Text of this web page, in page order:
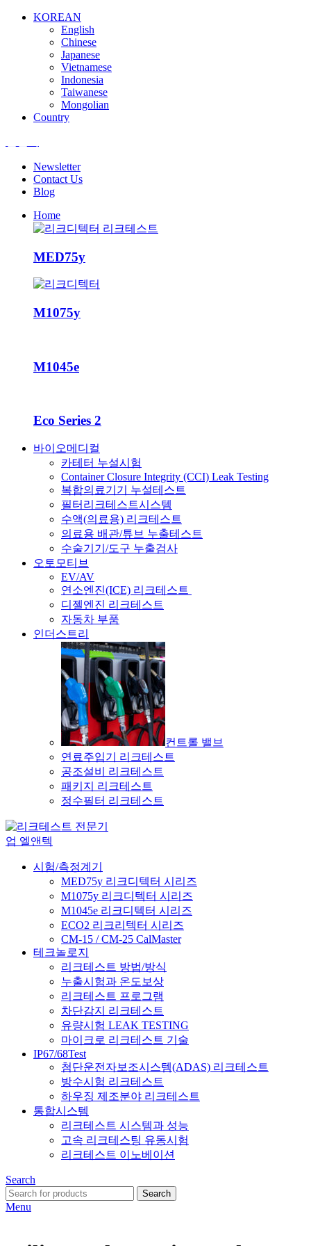
KOREAN
English
Chinese
Japanese
Vietnamese
Indonesia
Taiwanese
Mongolian
Country
Newsletter
Contact Us
Blog
Home
MED75y
M1075y
M1045e
Eco Series 2
바이오메디컬
카테터 누설시험
Container Closure Integrity (CCI) Leak Testing
복합의료기기 누설테스트
필터리크테스트시스템
수액(의료용) 리크테스트
의료용 배관/튜브 누출테스트
수술기기/도구 누출검사
오토모티브
EV/AV
연소엔진(ICE) 리크테스트
디젤엔진 리크테스트
자동차 부품
인더스트리
컨트롤 밸브
연료주입기 리크테스트
공조설비 리크테스트
패키지 리크테스트
정수필터 리크테스트
시험/측정계기
MED75y 리크디텍터 시리즈
M1075y 리크디텍터 시리즈
M1045e 리크디텍터 시리즈
ECO2 리크리텍터 시리즈
CM-15 / CM-25 CalMaster
테크놀로지
리크테스트 방법/방식
누출시험과 온도보상
리크테스트 프로그램
차단감지 리크테스트
유량시험 LEAK TESTING
마이크로 리크테스트 기술
IP67/68Test
첨단운전자보조시스템(ADAS) 리크테스트
방수시험 리크테스트
하우징 제조분야 리크테스트
통합시스템
리크테스트 시스템과 성능
고속 리크테스팅 유동시험
리크테스트 이노베이션
Search
Search
Menu